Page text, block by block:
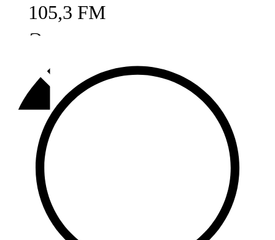
105,3 FM
Әлмәт
92,9 FM
Базарлы матак
107,1 FM
Балык бистәсе
104,9 FM
Баулы
107,5 FM